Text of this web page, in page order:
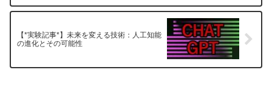
【*実験記事*】未来を変える技術：人工知能
の進化とその可能性